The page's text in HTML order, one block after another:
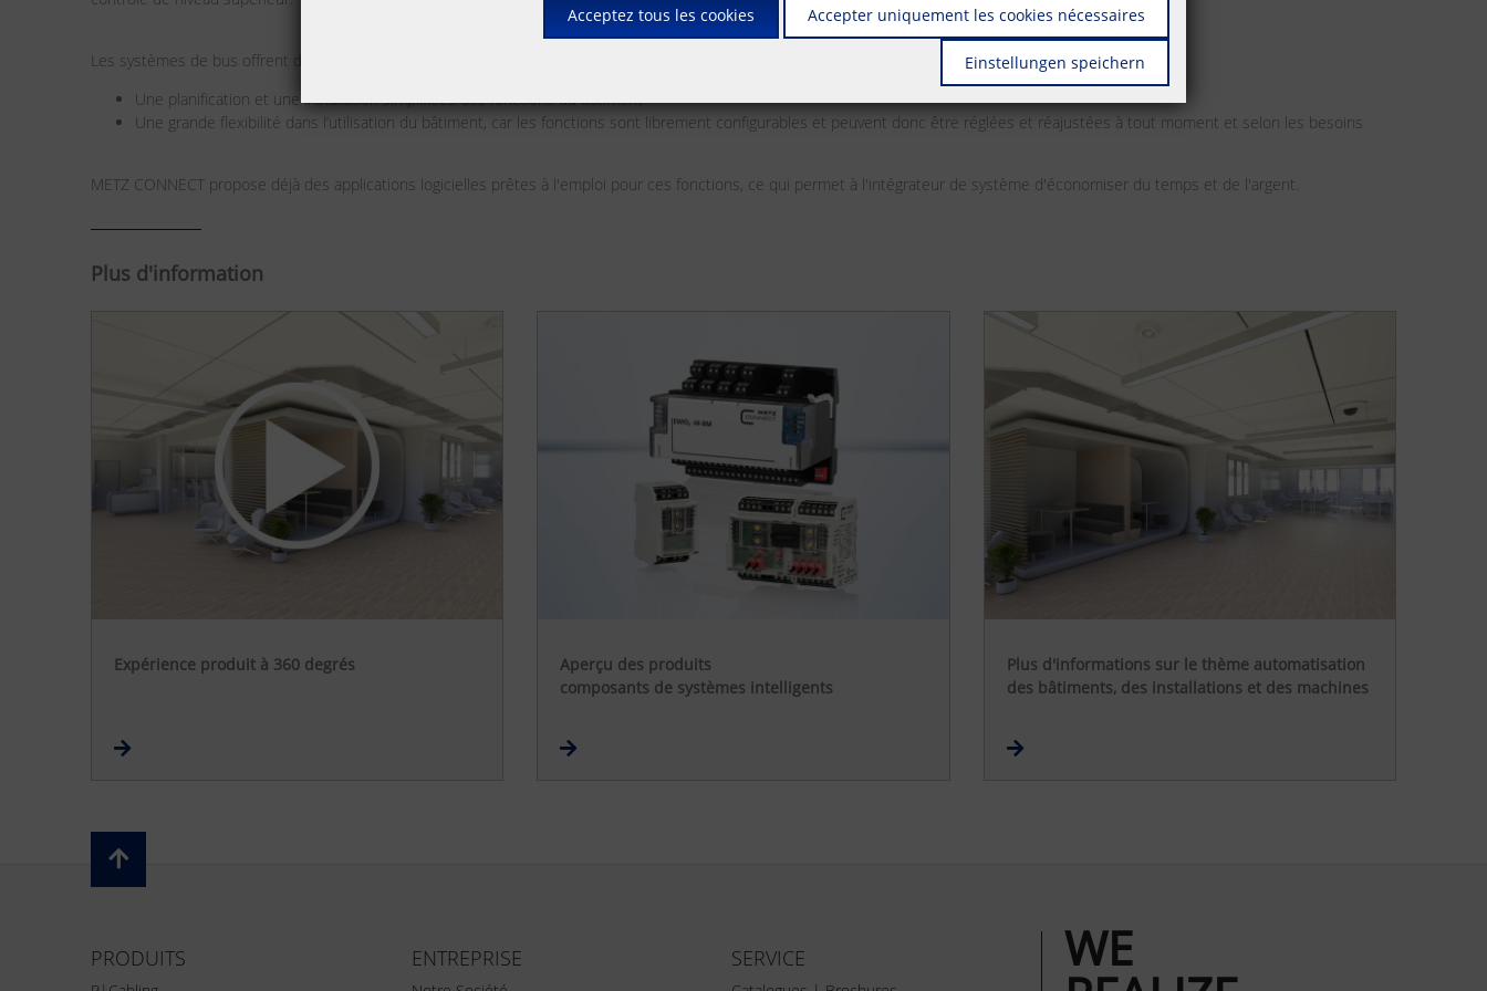
Les systèmes de bus offrent divers avantages à cet égard:
Une planification et une installation simplifiées des fonctions du bâtiment
Une grande flexibilité dans l’utilisation du bâtiment, car les fonctions sont librement configurables et peuvent donc être réglées et réajustées à tout moment et selon les besoins
METZ CONNECT propose déjà des applications logicielles prêtes à l'emploi pour ces fonctions, ce qui permet à l'intégrateur de système d'économiser du temps et de l'argent.
Plus d'information
Expérience produit à 360 degrés
Aperçu des produits
composants de systèmes intelligents
Plus d'informations sur le thème automatisation
des bâtiments, des installations et des machines
PRODUITS ENTREPRISE SERVICE WE
Acceptez tous les cookies Accepter uniquement les cookies nécessaires
Einstellungen speichern